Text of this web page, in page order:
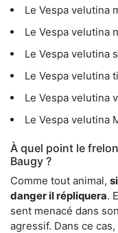
Le Vespa velutina
Le Vespa velutina
Le Vespa velutina
Le Vespa velutina
Le Vespa velutina
Le Vespa velutina
À quel point le
Baugy ?
Comme tout animal,
danger il répliquera.
sent menacé dans
agressif. Dans ce